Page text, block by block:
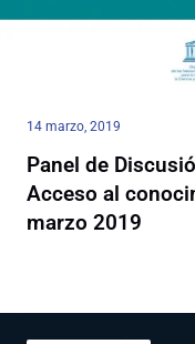
14 marzo, 2019
Panel de
Acceso al
marzo 2019